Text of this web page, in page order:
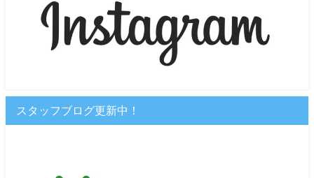
スタッフブログ更新中！